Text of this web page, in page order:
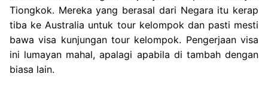
Tiongkok. Mereka yang berasal dari Negara itu kerap
tiba ke Australia untuk tour kelompok dan pasti mesti
bawa visa kunjungan tour kelompok. Pengerjaan visa
ini lumayan mahal, apalagi apabila di tambah dengan
biasa lain.